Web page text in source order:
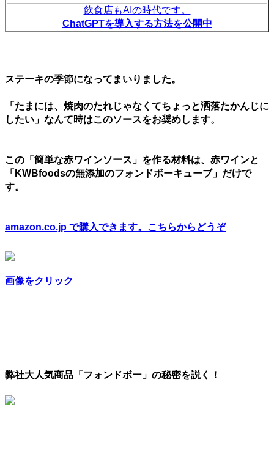
飲食店もAIの時代です。
ChatGPTを導入する方法を公開中
ステーキの季節になってまいりました。
「たまには、焼肉のたれじゃなくてちょっと洒落たかんじに
したい」なんて時はこのソースをお奨めします。
この「簡単な赤ワインソース」を作る材料は、赤ワインと
「KWBfoodsの無添加のフォンドボーキューブ」だけで
す。
amazon.co.jp で購入できます。こちらからどうぞ
画像をクリック
弊社大人気商品「フォンドボー」の秘密を説く！